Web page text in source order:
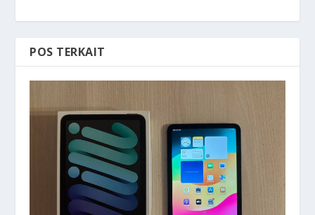
POS TERKAIT